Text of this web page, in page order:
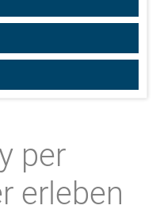
per
erleben